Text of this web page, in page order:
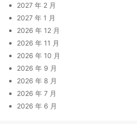
2027 年 2 月
2027 年 1 月
2026 年 12 月
2026 年 11 月
2026 年 10 月
2026 年 9 月
2026 年 8 月
2026 年 7 月
2026 年 6 月